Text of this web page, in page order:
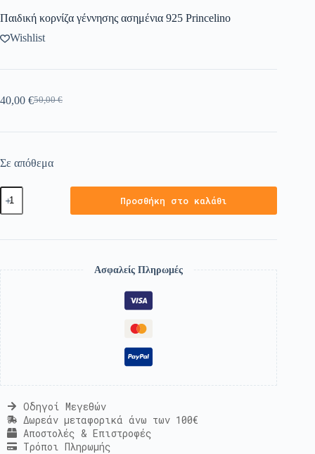
Παιδική κορνίζα γέννησης ασημένια 925 Princelino
Wishlist
50,00€
40,00 €
Σε απόθεμα
Προσθήκη στο καλάθι
Ασφαλείς Πληρωμές
Οδηγοί Μεγεθών
Δωρεάν μεταφορικά άνω των 100€
Αποστολές & Επιστροφές
Τρόποι Πληρωμής